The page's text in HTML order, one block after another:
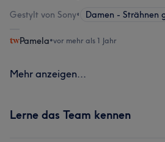
Gestylt von Sony• Damen - Strähnen
Pamela•vor mehr als 1 Jahr
Mehr anzeigen...
Lerne das Team kennen